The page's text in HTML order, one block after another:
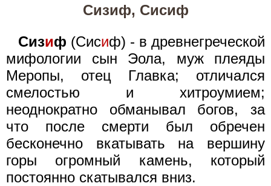
Сизиф, Сисиф
Сизиф (Сисиф) - в древнегреческой
мифологии сын Эола, муж плеяды
Меропы, отец Главка; отличался
смелостью и хитроумием;
неоднократно обманывал богов, за
что после смерти был обречен
бесконечно вкатывать на вершину
горы огромный камень, который
постоянно скатывался вниз.